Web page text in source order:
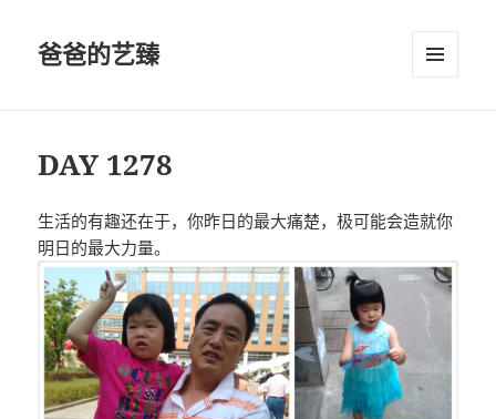
爸爸的艺臻
DAY 1278
生活的有趣还在于，你昨日的最大痛楚，极可能会造就你
明日的最大力量。